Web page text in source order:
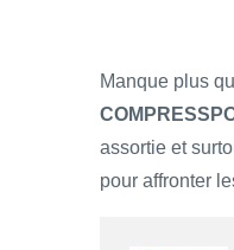
Manque plus
assortie et
pour affronter